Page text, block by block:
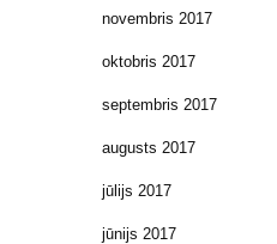
novembris 2017
oktobris 2017
septembris 2017
augusts 2017
jūlijs 2017
jūnijs 2017